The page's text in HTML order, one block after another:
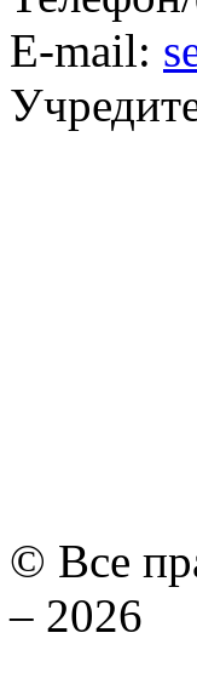
E-mail:
© Все
– 2026